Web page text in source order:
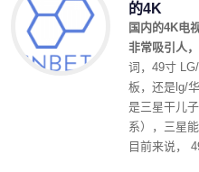
的4K
国内的4K电
非常吸引人
词，49寸
板，还是lg/
是三星干儿
系），三星
目前来说，